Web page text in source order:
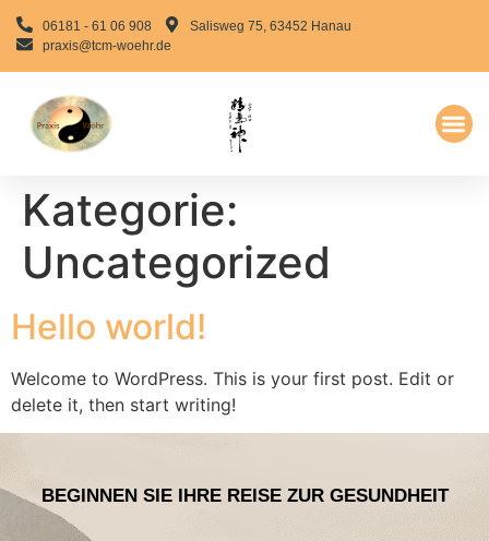
06181 - 61 06 908
Salisweg 75, 63452 Hanau
praxis@tcm-woehr.de
Kategorie:
Uncategorized
Hello world!
Welcome to WordPress. This is your first post. Edit or
delete it, then start writing!
BEGINNEN SIE IHRE REISE ZUR GESUNDHEIT